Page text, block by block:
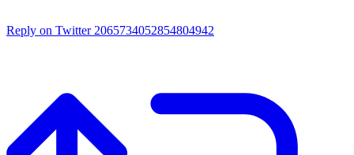
Reply on Twitter 2065734052854804942